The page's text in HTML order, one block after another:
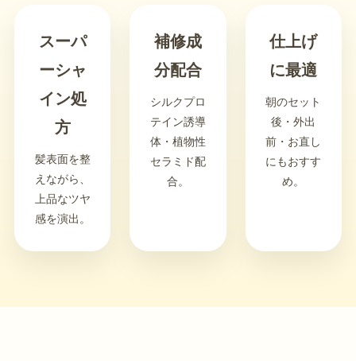
スーパ
ーシャ
イン処
方
髪表面を整
えながら、
上品なツヤ
感を演出。
補修成
分配合
シルクプロ
テイン誘導
体・植物性
セラミド配
合。
仕上げ
に最適
朝のセット
後・外出
前・お直し
にもおすす
め。